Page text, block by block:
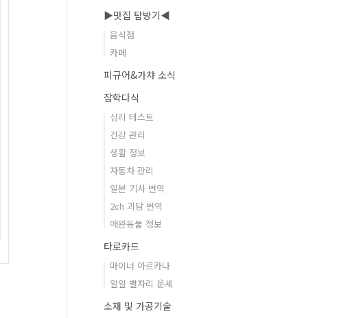
▶맛집 탐방기◀
음식점
카페
피규어&가챠 소식
잡학다식
심리 테스트
건강 관리
생활 정보
자동차 관리
일본 기사 번역
2ch 괴담 번역
애완동물 정보
타로카드
마이너 아르카나
일일 별자리 운세
소재 및 가공기술